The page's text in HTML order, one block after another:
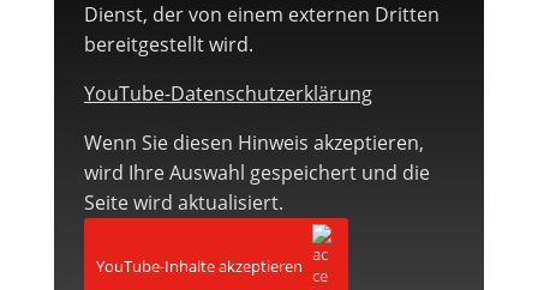
Dienst, der von einem externen Dritten
bereitgestellt wird.
YouTube-Datenschutzerklärung
Wenn Sie diesen Hinweis akzeptieren,
wird Ihre Auswahl gespeichert und die
Seite wird aktualisiert.
YouTube-Inhalte akzeptieren